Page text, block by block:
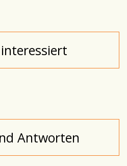
Antworten